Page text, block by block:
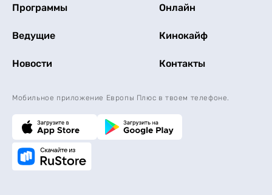
Программы Онлайн
Ведущие Кинокайф
Новости Контакты
Мобильное приложение Европы Плюс в твоем телефоне.